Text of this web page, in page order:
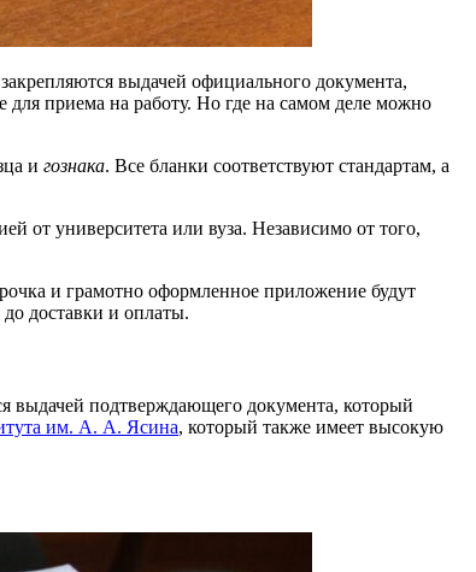
выдачей официального документа,
приема на работу. Но где на самом деле можно
и гознака. Все бланки соответствуют стандартам, а
от университета или вуза. Независимо от того,
и грамотно оформленное приложение будут
доставки и оплаты.
выдачей подтверждающего документа, который
им. А. А. Ясина, который также имеет высокую